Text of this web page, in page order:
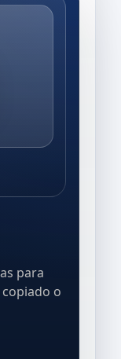
para
o